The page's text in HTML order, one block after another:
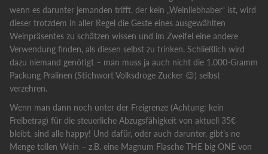
wenn es darunter jemanden trifft, der kein „Weinliebhaber“ ist, wird
dieser trotzdem in aller Regel die Geste eines ausgewählten
Weinpräsentes zu schätzen wissen und im Zweifel eine andere
Verwendung finden, als diesen selbst zu trinken. Schließlich wird
dazu niemand genötigt – man muss ja auch nicht die 1.000-Gramm
Packung Pralinen (Stichwort Volksdroge Zucker 😉) selbst
verzehren.
Wenn man dann noch unter der Freigrenze (Achtung: kein
Freibetrag) für die steuerliche Abzugsfähigkeit von aktuell 35€
bleibt, sind alle happy! Und dafür, oder auch darunter, gibt’s ne
Menge tollen Wein – z.B. eine Magnum Flasche THE big ONE von